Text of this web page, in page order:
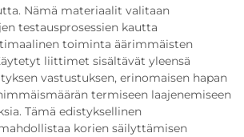
Nämä materiaalit valitaan
testausprosessien kautta
toiminta äärimmäisten
liittimet sisältävät yleensä
vastustuksen, erinomaisen hapan
termiseen laajenemiseen
Tämä edistyksellinen
korien säilyttämisen